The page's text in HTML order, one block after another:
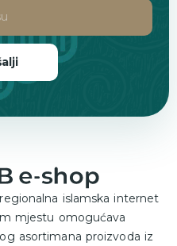
islamska internet
mjestu omogućava
asortimana proizvoda iz